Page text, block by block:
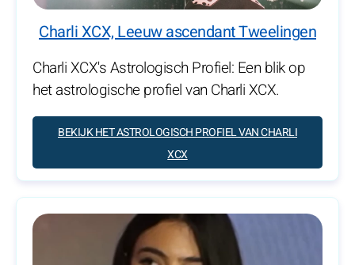
Charli XCX, Leeuw ascendant Tweelingen
Charli XCX's Astrologisch Profiel: Een blik op
het astrologische profiel van Charli XCX.
BEKIJK HET ASTROLOGISCH PROFIEL VAN CHARLI
XCX